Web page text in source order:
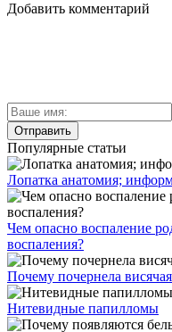
Добавить комментарий
Популярные статьи
Лопатка анатомия;
Чем опасно воспаление
воспаления?
Почему почернела
Нитевидные папилломы